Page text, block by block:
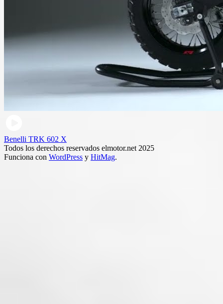
Benelli TRK 602 X
Todos los derechos reservados elmotor.net 2025
Funciona con WordPress y HitMag.